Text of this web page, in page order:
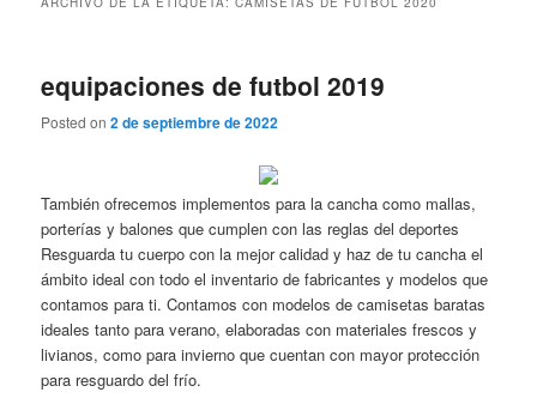
equipaciones de futbol 2019
Posted on2 de septiembre de 2022
También ofrecemos implementos para la cancha como mallas,
porterías y balones que cumplen con las reglas del deportes
Resguarda tu cuerpo con la mejor calidad y haz de tu cancha el
ámbito ideal con todo el inventario de fabricantes y modelos que
contamos para ti. Contamos con modelos de camisetas baratas
ideales tanto para verano, elaboradas con materiales frescos y
livianos, como para invierno que cuentan con mayor protección
para resguardo del frío.